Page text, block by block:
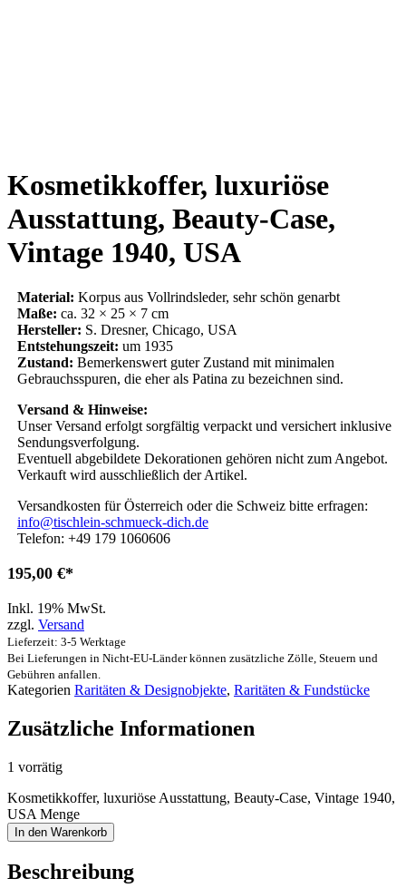
Kosmetikkoffer, luxuriöse
Ausstattung, Beauty-Case,
Vintage 1940, USA
Material: Korpus aus Vollrindsleder, sehr schön genarbt
Maße: ca. 32 × 25 × 7 cm
Hersteller: S. Dresner, Chicago, USA
Entstehungszeit: um 1935
Zustand: Bemerkenswert guter Zustand mit minimalen
Gebrauchsspuren, die eher als Patina zu bezeichnen sind.
Versand & Hinweise:
Unser Versand erfolgt sorgfältig verpackt und versichert inklusive
Sendungsverfolgung.
Eventuell abgebildete Dekorationen gehören nicht zum Angebot.
Verkauft wird ausschließlich der Artikel.
Versandkosten für Österreich oder die Schweiz bitte erfragen:
info@tischlein-schmueck-dich.de
Telefon: +49 179 1060606
195,00 €
Inkl. 19% MwSt.
zzgl. Versand
Lieferzeit: 3-5 Werktage
Bei Lieferungen in Nicht-EU-Länder können zusätzliche Zölle, Steuern und
Gebühren anfallen.
Kategorien Raritäten & Designobjekte, Raritäten & Fundstücke
Zusätzliche Informationen
1 vorrätig
Kosmetikkoffer, luxuriöse Ausstattung, Beauty-Case, Vintage 1940,
USA Menge
In den Warenkorb
Beschreibung